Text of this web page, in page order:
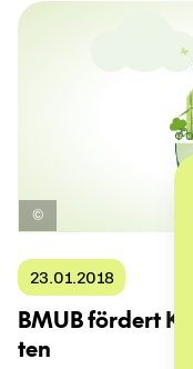
23.01.2018
BMUB för­dert
ten